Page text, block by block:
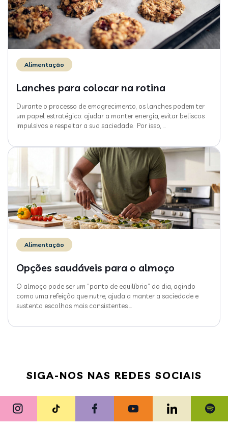
Alimentação
Lanches para colocar na rotina
Durante o processo de emagrecimento, os lanches podem ter
um papel estratégico: ajudar a manter energia, evitar beliscos
impulsivos e respeitar a sua saciedade. Por isso, …
Alimentação
Opções saudáveis para o almoço
O almoço pode ser um “ponto de equilíbrio” do dia, agindo
como uma refeição que nutre, ajuda a manter a saciedade e
sustenta escolhas mais consistentes…
SIGA-NOS NAS REDES SOCIAIS